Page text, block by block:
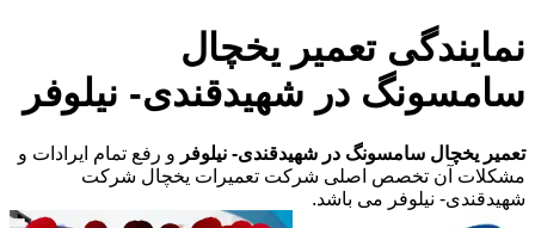
نمایندگی تعمیر یخچال
سامسونگ در شهیدقندی- نیلوفر
تعمیر یخچال سامسونگ در شهیدقندی- نیلوفر و رفع تمام ایرادات و
مشکلات آن تخصص اصلی شرکت تعمیرات یخچال شرکت
شهیدقندی- نیلوفر می باشد.